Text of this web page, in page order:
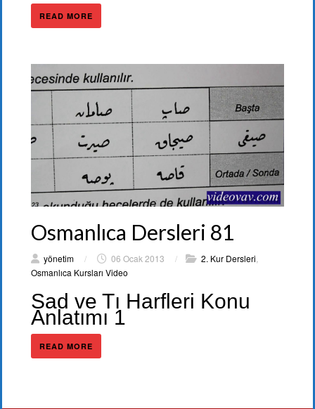
READ MORE
Osmanlıca Dersleri 81
yönetim / 06 Ocak 2013 / 2. Kur Dersleri
Osmanlıca Kursları Video
Sad ve Tı Harfleri Konu
Anlatımı 1
READ MORE